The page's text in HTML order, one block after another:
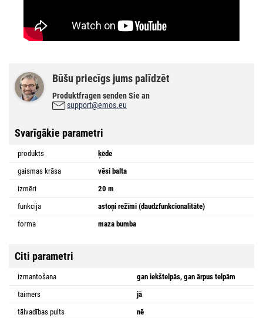
Būšu priecīgs jums palīdzēt
Produktfragen senden Sie an
support@emos.eu
Svarīgākie parametri
produkts
ķēde
gaismas krāsa
vēsi balta
izmēri
20 m
funkcija
astoņi režīmi (daudzfunkcionalitāte)
forma
maza bumba
Citi parametri
izmantošana
gan iekštelpās, gan ārpus telpām
taimers
jā
tālvadības pults
nē